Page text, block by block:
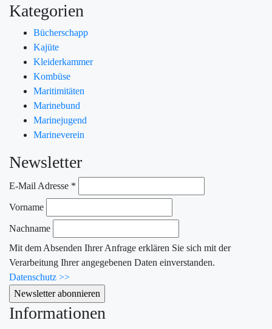
Kategorien
Bücherschapp
Kajüte
Kleiderkammer
Kombüse
Maritimitäten
Marinebund
Marinejugend
Marineverein
Newsletter
E-Mail Adresse *
Vorname
Nachname
Mit dem Absenden Ihrer Anfrage erklären Sie sich mit der
Verarbeitung Ihrer angegebenen Daten einverstanden.
Datenschutz >>
Informationen